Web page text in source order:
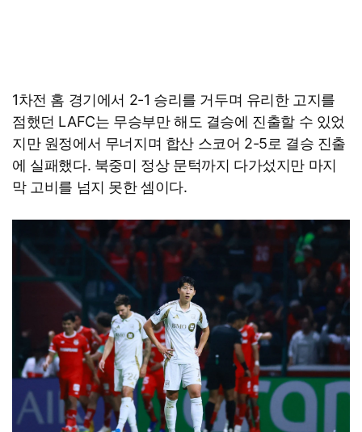
1차전 홈 경기에서 2-1 승리를 거두며 유리한 고지를
점했던 LAFC는 무승부만 해도 결승에 진출할 수 있었
지만 원정에서 무너지며 합산 스코어 2-5로 결승 진출
에 실패했다. 북중미 정상 문턱까지 다가섰지만 마지
막 고비를 넘지 못한 셈이다.